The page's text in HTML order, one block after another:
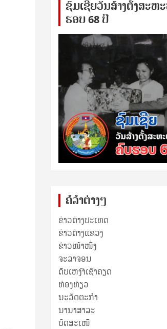
ຊົ​ມ​ເຊີຍ​ວັນ​ສ້າງ​ຕັ້ງ​ສະ​ຫ
ຮອບ 68 ປິ
ຄໍລຳຕ່າງໆ
ຂ່າວຕ່າງປະເທດ
ຂ່າວ​ຕ່າງ​ແຂວງ
ຂ່າວໜ້າໜຶ່ງ
ຈະລາຈອນ
ດັບເຫງົາເຊົາຄຽດ
ທ່ອງທ່ຽວ
ນະວັດຕະກໍາ
ນານາສາລະ
ບົດສະເໜີ